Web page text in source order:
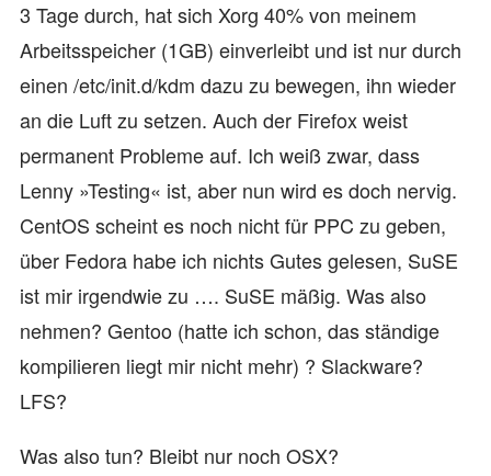
3 Tage durch, hat sich Xorg 40% von meinem
Arbeitsspeicher (1GB) einverleibt und ist nur durch
einen /etc/init.d/kdm dazu zu bewegen, ihn wieder
an die Luft zu setzen. Auch der Firefox weist
permanent Probleme auf. Ich weiß zwar, dass
Lenny »Testing« ist, aber nun wird es doch nervig.
CentOS scheint es noch nicht für PPC zu geben,
über Fedora habe ich nichts Gutes gelesen, SuSE
ist mir irgendwie zu …. SuSE mäßig. Was also
nehmen? Gentoo (hatte ich schon, das ständige
kompilieren liegt mir nicht mehr) ? Slackware?
LFS?
Was also tun? Bleibt nur noch OSX?